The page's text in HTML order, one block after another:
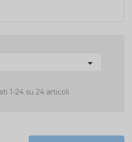

1-24 su 24 articoli